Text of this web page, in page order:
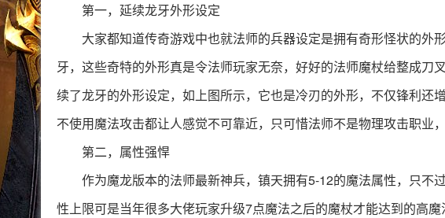
第一，延续龙牙外形设定
大家都知道传奇游戏中也就法师的兵器设定是拥有奇形怪状的外
牙，这些奇特的外形真是令法师玩家无奈，好好的法师魔杖给整成刀
续了龙牙的外形设定，如上图所示，它也是冷刃的外形，不仅锋利还
不使用魔法攻击都让人感觉不可靠近，只可惜法师不是物理攻击职业
第二，属性强悍
作为魔龙版本的法师最新神兵，镇天拥有5-12的魔法属性，只不
性上限可是当年很多大佬玩家升级7点魔法之后的魔杖才能达到的高